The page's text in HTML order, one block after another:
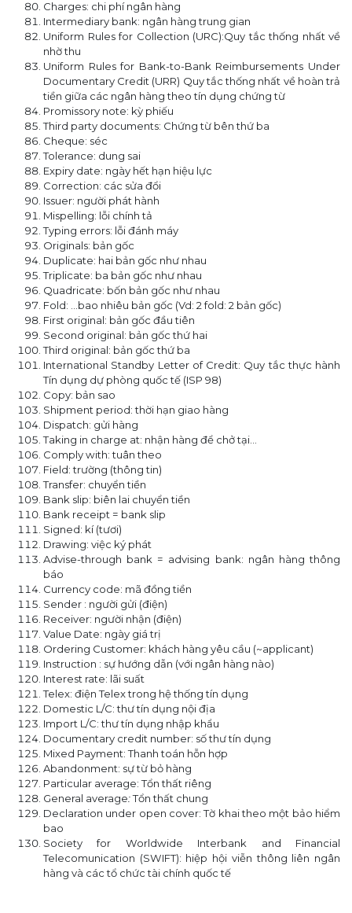
Charges: chi phí ngân hàng
Intermediary bank: ngân hàng trung gian
Uniform Rules for Collection (URC):Quy tắc thống nhất về
nhờ thu
Uniform Rules for Bank-to-Bank Reimbursements Under
Documentary Credit (URR) Quy tắc thống nhất về hoàn trả
tiền giữa các ngân hàng theo tín dụng chứng từ
Promissory note: kỳ phiếu
Third party documents: Chứng từ bên thứ ba
Cheque: séc
Tolerance: dung sai
Expiry date: ngày hết hạn hiệu lực
Correction: các sửa đổi
Issuer: người phát hành
Mispelling: lỗi chính tả
Typing errors: lỗi đánh máy
Originals: bản gốc
Duplicate: hai bản gốc như nhau
Triplicate: ba bản gốc như nhau
Quadricate: bốn bản gốc như nhau
Fold: …bao nhiêu bản gốc (Vd: 2 fold: 2 bản gốc)
First original: bản gốc đầu tiên
Second original: bản gốc thứ hai
Third original: bản gốc thứ ba
International Standby Letter of Credit: Quy tắc thực hành
Tín dụng dự phòng quốc tế (ISP 98)
Copy: bản sao
Shipment period: thời hạn giao hàng
Dispatch: gửi hàng
Taking in charge at: nhận hàng để chở tại…
Comply with: tuân theo
Field: trường (thông tin)
Transfer: chuyển tiền
Bank slip: biên lai chuyển tiền
Bank receipt = bank slip
Signed: kí (tươi)
Drawing: việc ký phát
Advise-through bank = advising bank: ngân hàng thông
báo
Currency code: mã đồng tiền
Sender : người gửi (điện)
Receiver: người nhận (điện)
Value Date: ngày giá trị
Ordering Customer: khách hàng yêu cầu (~applicant)
Instruction : sự hướng dẫn (với ngân hàng nào)
Interest rate: lãi suất
Telex: điện Telex trong hệ thống tín dụng
Domestic L/C: thư tín dụng nội địa
Import L/C: thư tín dụng nhập khẩu
Documentary credit number: số thư tín dụng
Mixed Payment: Thanh toán hỗn hợp
Abandonment: sự từ bỏ hàng
Particular average: Tổn thất riêng
General average:Tổn thất chung
Declaration under open cover: Tờ khai theo một bảo hiểm
bao
Society for Worldwide Interbank and Financial
Telecomunication (SWIFT): hiệp hội viễn thông liên ngân
hàng và các tổ chức tài chính quốc tế